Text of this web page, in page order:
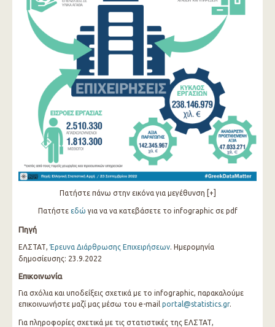
Πατήστε πάνω στην εικόνα για μεγέθυνση [+]
Πατήστε εδώ για να να κατεβάσετε το infographic σε pdf
Πηγή
ΕΛΣΤΑΤ,Έρευνα Διάρθρωσης Επιχειρήσεων. Ημερομηνία
δημοσίευσης: 23.9.2022
Επικοινωνία
Για σχόλια και υποδείξεις σχετικά με το infographic, παρακαλούμε
επικοινωνήστε μαζί μας μέσω του e-mail portal@statistics.gr.
Για πληροφορίες σχετικά με τις στατιστικές της ΕΛΣΤΑΤ,